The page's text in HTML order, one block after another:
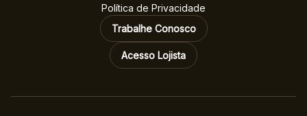
Política de Privacidade
Trabalhe Conosco
Acesso Lojista